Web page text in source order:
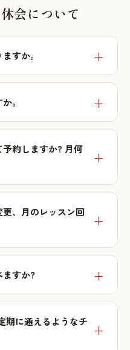
会について
すか。
。
約しますか? 月何
、月のレッスン回
すか?
期に通えるようなチ